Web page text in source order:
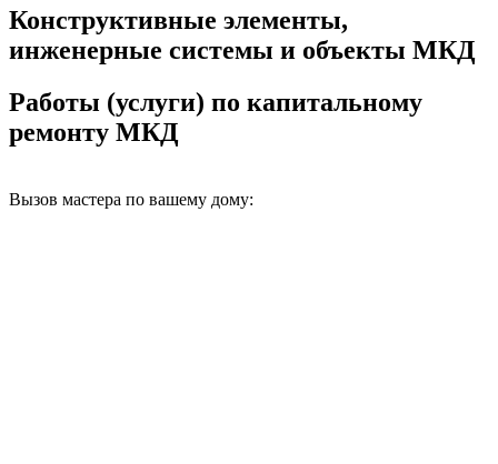
Конструктивные элементы,
инженерные системы и объекты МКД
Работы (услуги) по капитальному
ремонту МКД
Вызов мастера по вашему дому: